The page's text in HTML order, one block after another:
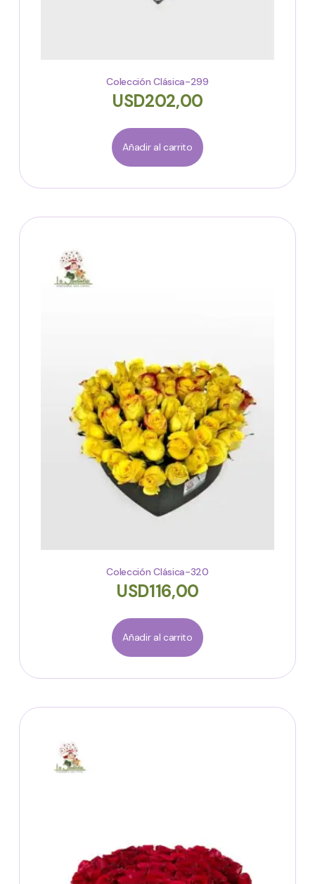
Colección Clásica-299
USD202,00
Añadir al carrito
Colección Clásica-320
USD116,00
Añadir al carrito